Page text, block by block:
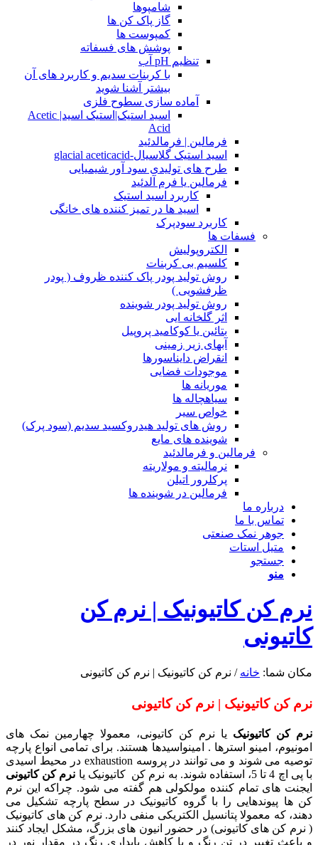
شامپوها
گاز پاک کن ها
کمپوست ها
پوشش های فسفاته
تنظیم pH آب
با کربنات سدیم و کاربرد های آن
بیشتر آشنا شوید
آماده سازی سطوح فلزی
اسید استیک|استیک اسید| Acetic
Acid
فرمالین | فرمالدئید
اسید استیک گلاسیال-glacial aceticacid
طرح های تولیدی سود آور شیمیایی
فرمالین یا فرم آلدئید
کاربرد اسید استیک
اسید ها در تمیز کننده های خانگی
کاربرد سودپرک
فسفات ها
الکتروپولیش
کلسیم بی کربنات
روش تولید پودر پاک کننده ظروف ( پودر
ظرفشویی )
روش تولید پودر شوینده
اثر گلخانه ایی
بتائین یا کوکامید پروپیل
آبهای زیر زمینی
انقراض دایناسورها
موجودات فضایی
موریانه ها
سیاهچاله ها
خواص سیر
روش های تولید هیدروکسید سدیم (سود پرک)
شوینده های مایع
فرمالین و فرمالدئید
نرمالیته و مولاریته
پرکلرور اتیلن
فرمالین در شوینده ها
درباره ما
تماس با ما
جوهر نمک صنعتی
متیل استات
جستجو
منو
نرم کن کاتیونیک | نرم کن
کاتیونی
مکان شما: خانه / نرم کن کاتیونیک | نرم کن کاتیونی
نرم کن کاتیونیک | نرم کن کاتیونی
نرم کن کاتیونیک یا نرم کن کاتیونی، معمولا چهارمین نمک های
امونیوم، امینو استرها . امینواسیدها هستند. برای تمامی انواع پارچه
توصیه می شوند و می توانند در پروسه exhaustion در محیط اسیدی
با پی اچ 4 تا 5، استفاده شوند. به نرم کن کاتیونیک یا
نرم کن کاتیونی
ایجنت های تمام کننده مولکولی هم گفته می شود. چراکه این نرم
کن ها پیوندهایی را با گروه کاتیونیک در سطح پارچه تشکیل می
دهند، که معمولا پتانسیل الکتریکی منفی دارد. نرم کن های کاتیونیک
( نرم کن های کاتیونی) در حضور انیون های بزرگ، مشکل ایجاد کنند
و باعث تغییر در تن رنگ و یا کاهش پایداری رنگ در مقدار نور در